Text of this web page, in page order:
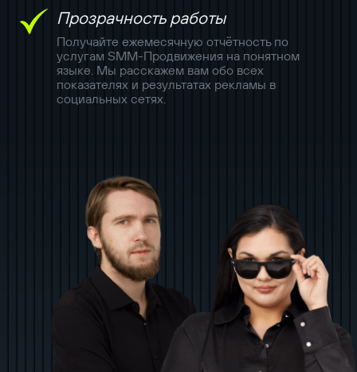
Прозрачность работы
Получайте ежемесячную отчётность по
услугам SMM-Продвижения на понятном
языке. Мы расскажем вам обо всех
показателях и результатах рекламы в
социальных сетях.